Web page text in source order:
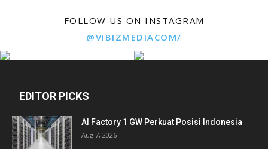
FOLLOW US ON INSTAGRAM
@VIBIZMEDIACOM/
EDITOR PICKS
AI Factory 1 GW Perkuat Posisi Indonesia
Aug 7, 2026